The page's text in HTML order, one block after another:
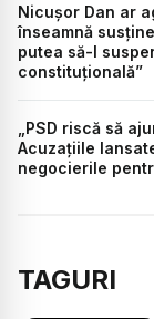
Nicușor Dan ar
înseamnă
putea să-l
constituțională”
„PSD riscă să
Acuzațiile
negocierile
TAGURI